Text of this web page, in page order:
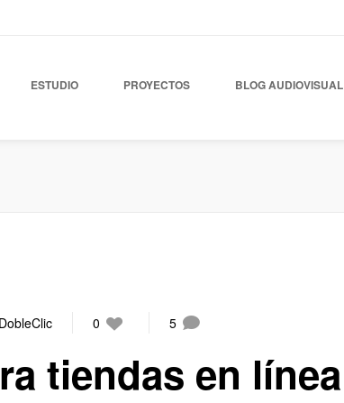
ESTUDIO PROYECTOS BLOG AUDIOVISUAL
0 5
tiendas en línea